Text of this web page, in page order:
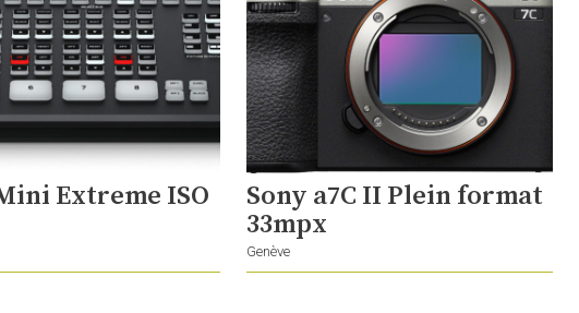
Extreme ISO
Sony a7C II Plein format
33mpx
Genève